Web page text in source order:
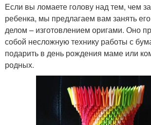
Если вы ломаете голову над тем, чем
ребенка, мы предлагаем вам занять
делом – изготовлением оригами. Оно
собой несложную технику работы с
подарить в день рождения маме или
родных.